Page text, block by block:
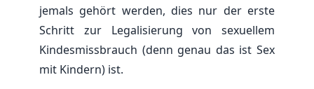
jemals gehört werden, dies nur der erste
Schritt zur Legalisierung von sexuellem
Kindesmissbrauch (denn genau das ist Sex
mit Kindern) ist.